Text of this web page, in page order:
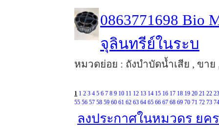
0863771698 Bio
จุลินทรีย์ในระบ
หมวดย่อย : ถังบำบัดน้ำเสีย , ขาย
1 1 2 3 4 5 6 7 8 9 10 11 12 13 14 15 16 17 18 19 20 21 22 23
55 56 57 58 59 60 61 62 63 64 65 66 67 68 69 70 71 72 73 74
ลงประกาศในหมวดร ย